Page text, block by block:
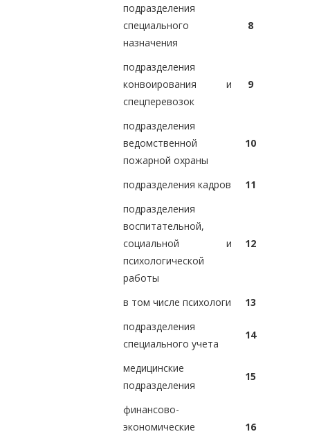
подразделения
специального
назначения
8
подразделения
конвоирования и
спецперевозок
9
подразделения
ведомственной
пожарной охраны
10
подразделения кадров
11
подразделения
воспитательной,
социальной и
психологической
работы
12
в том числе психологи
13
подразделения
специального учета
14
медицинские
подразделения
15
финансово-
экономические
16